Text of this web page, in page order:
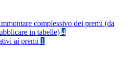
complessivo dei premi (da
in tabelle) 4
ai premi 1